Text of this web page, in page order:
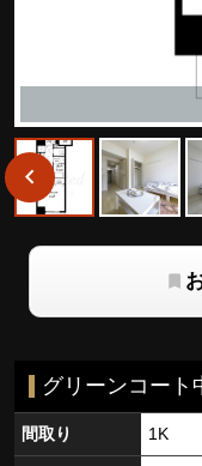
グリーンコート
間取り 1K